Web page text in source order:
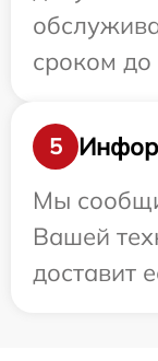
сроком до
5
Мы
Вашей
доставит